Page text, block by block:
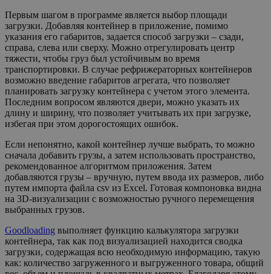
Первым шагом в программе является выбор площади
загрузки. Добавляя контейнер в приложение, помимо
указания его габаритов, задается способ загрузки – сзади,
справа, слева или сверху. Можно отрегулировать центр
тяжести, чтобы груз был устойчивым во время
транспортировки. В случае рефрижераторных контейнеров
возможно введение габаритов агрегата, что позволяет
планировать загрузку контейнера с учетом этого элемента.
Последним вопросом являются двери, можно указать их
длину и ширину, что позволяет учитывать их при загрузке,
избегая при этом дорогостоящих ошибок.
Если непонятно, какой контейнер лучше выбрать, то можно
сначала добавить грузы, а затем использовать пространство,
рекомендованное алгоритмом приложения. Затем
добавляются грузы – вручную, путем ввода их размеров, либо
путем импорта файла csv из Excel. Готовая компоновка видна
на 3D-визуализации с возможностью ручного перемещения
выбранных грузов.
Goodloading выполняет функцию калькулятора загрузки
контейнера, так как под визуализацией находится сводка
загрузки, содержащая всю необходимую информацию, такую
как: количество загруженного и выгруженного товара, общий